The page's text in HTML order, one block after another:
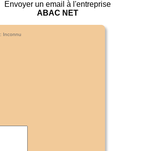
Envoyer un email à l'entreprise
ABAC NET
: Inconnu